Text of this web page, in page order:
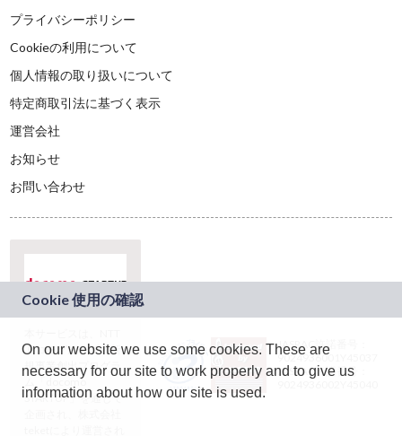
プライバシーポリシー
Cookieの利用について
個人情報の取り扱いについて
特定商取引法に基づく表示
運営会社
お知らせ
お問い合わせ
ドコモグループの新
規事業創出プログラ
ム「docomo
STARTUP」を通じて
JASRAC許諾番号：
9024936001Y45037
JASRAC許諾番号：
On our website we use some cookies. These are
necessary for our site to work properly and to give us
information about how our site is used.